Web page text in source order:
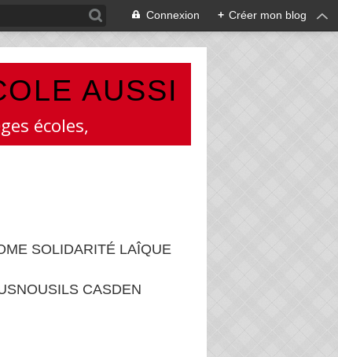
Connexion + Créer mon blog
AUSSI
écoles,
SOLIDARITÉ LAÎQUE
CASDEN